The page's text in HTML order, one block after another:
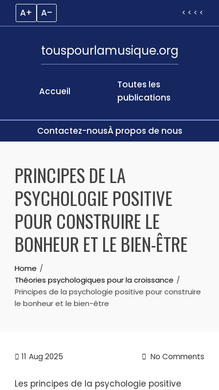
A+ A– < < < <
Accueil
touspourlamusique.org
Toutes les
publications
Contactez-nousÀ propos de nous
contentPRINCIPES DE LA
PSYCHOLOGIE POSITIVE
POUR CONSTRUIRE LE
BONHEUR ET LE BIEN-ÊTRE
Home
Théories psychologiques pour la croissance
Principes de la psychologie positive pour construire
le bonheur et le bien-être
11 Aug 2025 No Comments
Les principes de la psychologie positive